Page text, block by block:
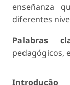
enseñanza
diferentes
Palabras
pedagógicos,
Introdução